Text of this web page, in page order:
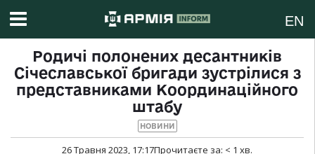
EN
Родичі полонених десантників
Січеславської бригади зустрілися з
представниками Координаційного
штабу
НОВИНИ
26 Травня 2023, 17:17Прочитаєте за: < 1 хв.